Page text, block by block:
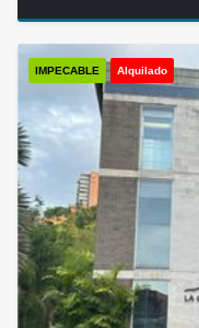
IMPECABLE Alquilado